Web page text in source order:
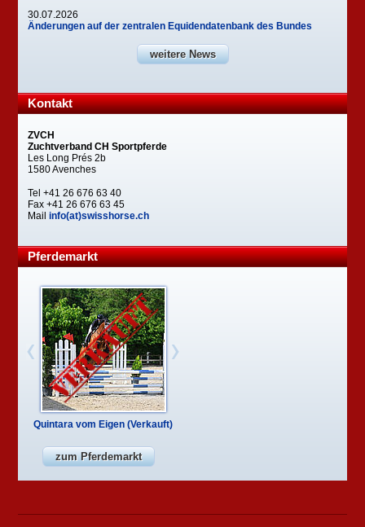
30.07.2026
Änderungen auf der zentralen Equidendatenbank des Bundes
weitere News
Kontakt
ZVCH
Zuchtverband CH Sportpferde
Les Long Prés 2b
1580 Avenches
Tel +41 26 676 63 40
Fax +41 26 676 63 45
Mailinfo(at)swisshorse.ch
Pferdemarkt
Quintara vom Eigen (Verkauft)
zum Pferdemarkt